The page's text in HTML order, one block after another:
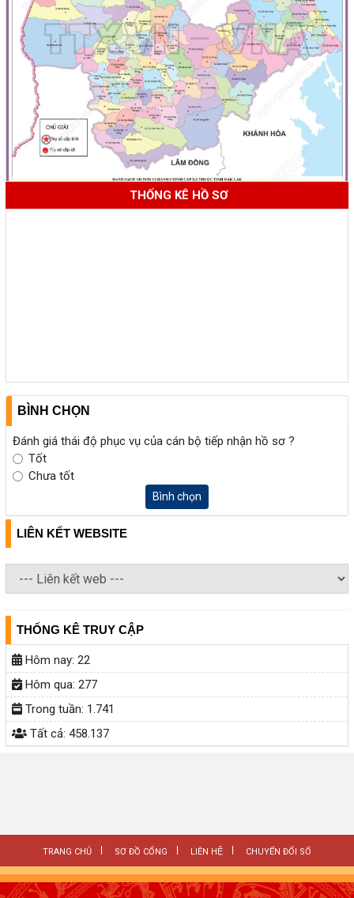
THỐNG KÊ HỒ SƠ
BÌNH CHỌN
Đánh giá thái độ phục vụ của cán bộ tiếp nhận hồ sơ ?
Tốt
Chưa tốt
Bình chọn
LIÊN KẾT WEBSITE
THỐNG KÊ TRUY CẬP
Hôm nay: 22
Hôm qua: 277
Trong tuần: 1.741
Tất cả: 458.137
TRANG CHỦ SƠ ĐỒ CỔNG LIÊN HỆ CHUYỂN ĐỔI SỐ